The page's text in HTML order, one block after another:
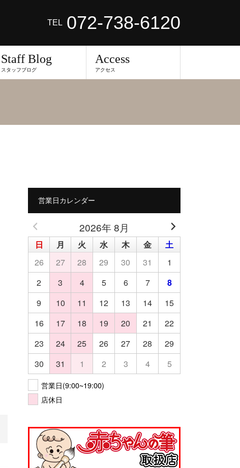
TEL 072-738-6120
Staff Blog
スタッフブログ
Access
アクセス
営業日カレンダー
2026年 8月
日 月 火 水 木 金
土
26
27 28 29 30 31
1
2
3 4 5 6 7
8
9
10 11 12 13 14
15
16
17 18 19 20 21
22
23
24 25 26 27 28
29
30
31 1 2 3 4 5
営業日(9:00~19:00)
店休日